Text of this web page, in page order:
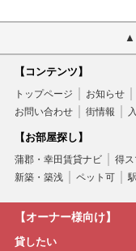
【コンテンツ】
トップページ お知らせ
お問い合わせ
街情報
【お部屋探し】
蒲郡・幸田賃貸ナビ 得
新築・築浅
ペット可
【オーナー様向け】
貸したい